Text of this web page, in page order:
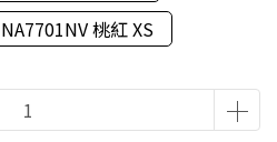
NA7701NV 桃紅 XS